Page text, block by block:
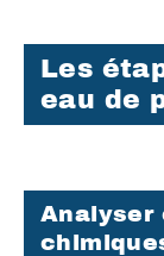
Les
eau de
Analyser